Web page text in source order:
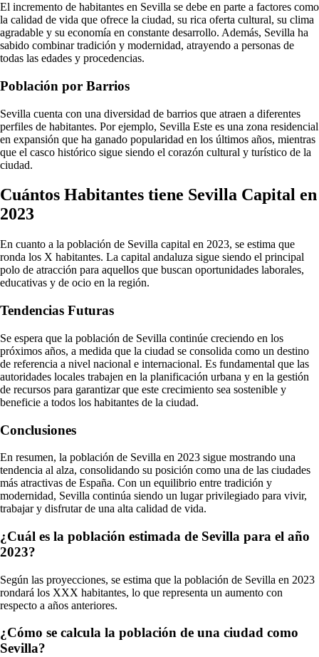
El incremento de habitantes en Sevilla se debe en parte a factores como
la calidad de vida que ofrece la ciudad, su rica oferta cultural, su clima
agradable y su economía en constante desarrollo. Además, Sevilla ha
sabido combinar tradición y modernidad, atrayendo a personas de
todas las edades y procedencias.
Población por Barrios
Sevilla cuenta con una diversidad de barrios que atraen a diferentes
perfiles de habitantes. Por ejemplo, Sevilla Este es una zona residencial
en expansión que ha ganado popularidad en los últimos años, mientras
que el casco histórico sigue siendo el corazón cultural y turístico de la
ciudad.
Cuántos Habitantes tiene Sevilla Capital en
2023
En cuanto a la población de Sevilla capital en 2023, se estima que
ronda los X habitantes. La capital andaluza sigue siendo el principal
polo de atracción para aquellos que buscan oportunidades laborales,
educativas y de ocio en la región.
Tendencias Futuras
Se espera que la población de Sevilla continúe creciendo en los
próximos años, a medida que la ciudad se consolida como un destino
de referencia a nivel nacional e internacional. Es fundamental que las
autoridades locales trabajen en la planificación urbana y en la gestión
de recursos para garantizar que este crecimiento sea sostenible y
beneficie a todos los habitantes de la ciudad.
Conclusiones
En resumen, la población de Sevilla en 2023 sigue mostrando una
tendencia al alza, consolidando su posición como una de las ciudades
más atractivas de España. Con un equilibrio entre tradición y
modernidad, Sevilla continúa siendo un lugar privilegiado para vivir,
trabajar y disfrutar de una alta calidad de vida.
¿Cuál es la población estimada de Sevilla para el año
2023?
Según las proyecciones, se estima que la población de Sevilla en 2023
rondará los XXX habitantes, lo que representa un aumento con
respecto a años anteriores.
¿Cómo se calcula la población de una ciudad como
Sevilla?